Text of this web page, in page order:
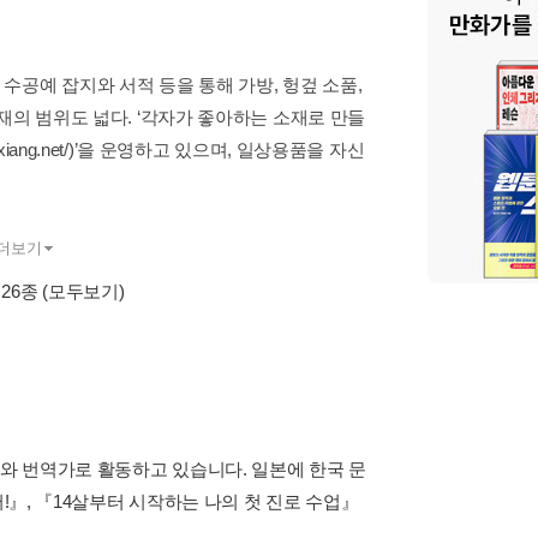
공예 잡지와 서적 등을 통해 가방, 헝겊 소품,
범위도 넓다. ‘각자가 좋아하는 소재로 만들
)’을 운영하고 있으며, 일상용품을 자신
보기
종 (모두보기)
번역가로 활동하고 있습니다. 일본에 한국 문
, 『14살부터 시작하는 나의 첫 진로 수업』